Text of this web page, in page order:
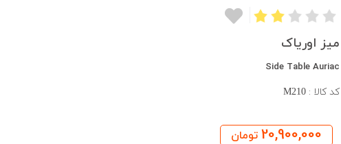
میز اوریاک
Side Table Auriac
کد کالا :M210
20,900,000 تومان